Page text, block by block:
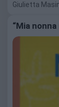
Giulietta
“Mia